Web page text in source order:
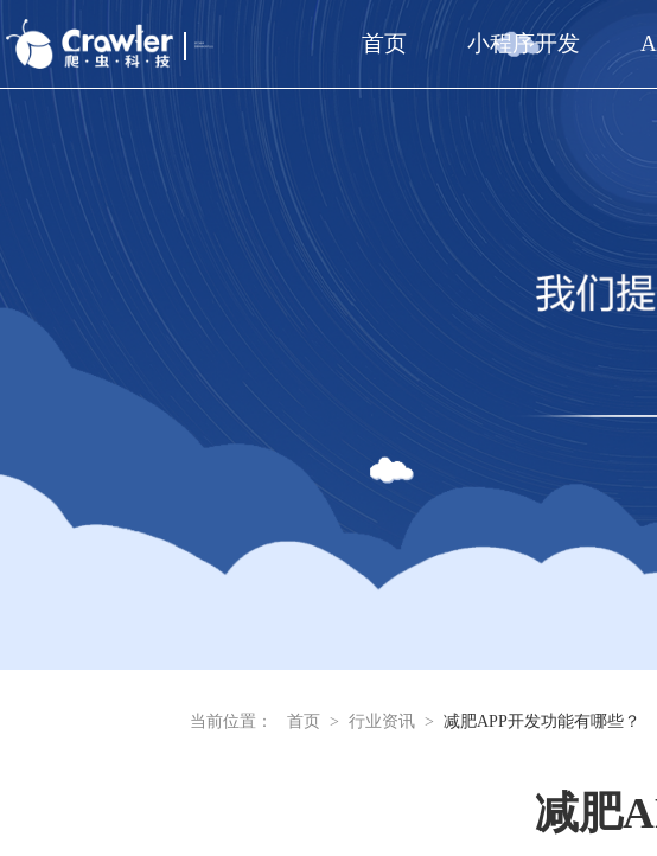
首页 小程序开发
当前位置： 首页 > 行业资讯 > 减肥APP开发功能有哪些？
减肥